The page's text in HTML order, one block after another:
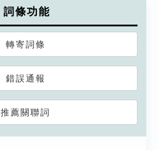
詞條功能
轉寄詞條
錯誤通報
推薦關聯詞